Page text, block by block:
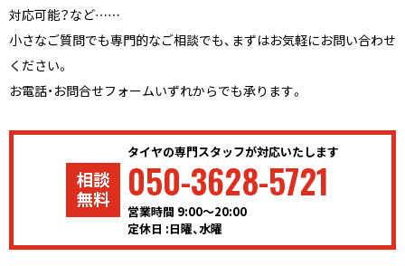
対応可能？など……
小さなご質問でも専門的なご相談でも、まずはお気軽にお問い合わせ
ください。
お電話・お問合せフォームいずれからでも承ります。
タイヤの専門スタッフが対応いたします
050-3628-5721
営業時間 9:00〜20:00
定休日 :日曜、水曜